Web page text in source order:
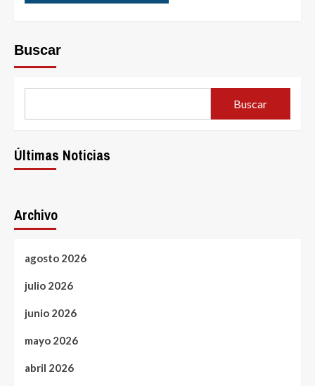
Buscar
Buscar
Últimas Noticias
Archivo
agosto 2026
julio 2026
junio 2026
mayo 2026
abril 2026